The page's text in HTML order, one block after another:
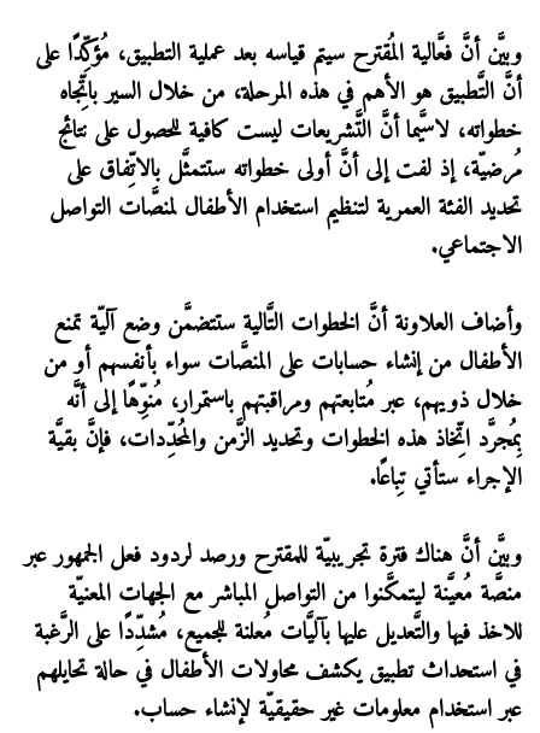
وبيَّن أنَّ فعَّالية المُقترح سيتم قياسه بعد عملية التطبيق، مُؤكِّدًا على
أنَّ التَّطبيق هو الأهم في هذه المرحلة، من خلال السير باتِّجاه
خطواته، لاسيَّما أنَّ التَّشريعات ليست كافية للحصول على نتائج
مُرضيّة، إذ لفت إلى أنَّ أولى خطواته ستتمثَّل بالاتِّفاق على
تحديد الفئة العمرية لتنظيم استخدام الأطفال لمنصَّات التواصل
الاجتماعي.
وأضاف العلاونة أنَّ الخطوات التَّالية ستتضمَّن وضع آليّة تمنع
الأطفال من إنشاء حسابات على المنصَّات سواء بأنفسهم أو من
خلال ذويهم، عبر مُتابعتهم ومراقبتهم باستمرار، مُنوِّهًا إلى أنَّه
بِمُجرَّد اتِّخاذ هذه الخطوات وتحديد الزَّمن والمُحدِّدات، فإنَّ بقيَّة
الإجراء ستأتي تِباعًا.
وبيَّن أنَّ هناك فترة تجريبيّة للمقترح ورصد لردود فعل الجمهور عبر
منصَّة مُعيَّنة ليتمكَّنوا من التواصل المباشر مع الجهات المعنيّة
للاخذ فيها والتَّعديل عليها بآليَّات مُعلنة للجميع، مُشدِّدًا على الرَّغبة
في استحداث تطبيق يكشف محاولات الأطفال في حالة تحايلهم
عبر استخدام معلومات غير حقيقيّة لإنشاء حساب.